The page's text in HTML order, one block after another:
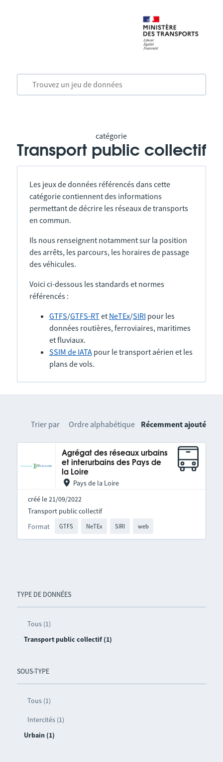
catégorie
Transport public collectif
Les jeux de données référencés dans cette
catégorie contiennent des informations
permettant de décrire les réseaux de transports
en commun.
Ils nous renseignent notamment sur la position
des arrêts, les parcours, les horaires de passage
des véhicules.
Voici ci-dessous les standards et normes
référencés :
GTFS/GTFS-RTet NeTEx/SIRI pour les
données routières, ferroviaires, maritimes
et fluviaux.
SSIM de IATApour le transport aérien et les
plans de vols.
TYPE DE DONNÉES
Tous (1)
Transport public collectif (1)
SOUS-TYPE
Tous (1)
Intercités (1)
Urbain (1)
Trier par Ordre alphabétique Récemment ajouté
Agrégat des réseaux urbains
et interurbains des Pays de
la Loire
Pays de la Loire
créé le 21/09/2022
Format GTFS NeTEx SIRI web
Transport public collectif